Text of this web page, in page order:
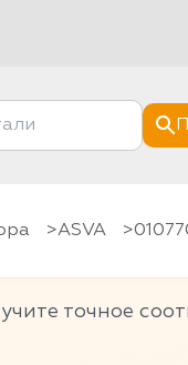
ASVA
точное